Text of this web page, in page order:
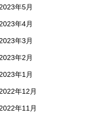
年5月
年4月
年3月
年2月
年1月
年12月
年11月